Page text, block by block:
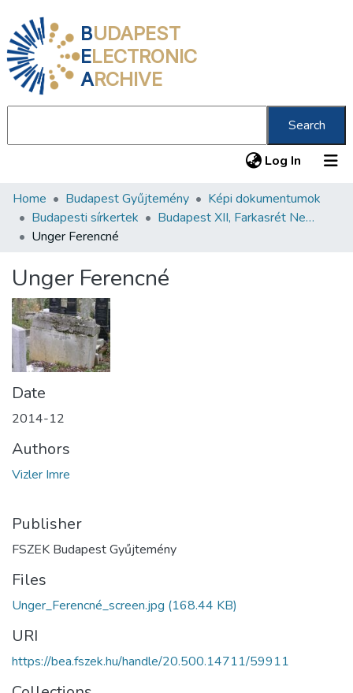
BUDAPEST
ELECTRONIC
ARCHIVE
Search
Log In (current)
Communities & Collections
All of DSpace
About us
Home Budapest Gyűjtemény
Képi dokumentumok
Budapesti sírkertek
Budapest XII, Farkasrét Neológ Zsidó Temető
Unger Ferencné
Unger Ferencné
Date
2014-12
Authors
Vizler Imre
Publisher
FSZEK Budapest Gyűjtemény
Files
Unger_Ferencné_screen.jpg (168.44 KB)
URI
https://bea.fszek.hu/handle/20.500.14711/59911